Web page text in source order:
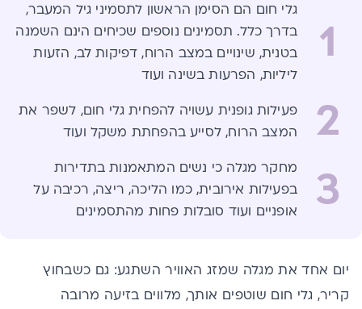
1
גלי חום הם הסימן הראשון לתסמיני גיל המעבר,
בדרך כלל. תסמינים נוספים שכיחים הינם השמנה
בטנית, שינויים במצב הרוח, דפיקות לב, הזעות
ליליות, הפרעות בשינה ועוד
2
פעילות גופנית עשויה להפחית גלי חום, לשפר את
המצב הרוח, לסייע בהפחתת משקל ועוד
3
מחקר מגלה כי נשים המתאמנות בתדירות
בפעילות אירובית, כמו הליכה, ריצה, רכיבה על
אופניים ועוד סובלות פחות מהתסמינים
יום אחד את מגלה שמזג האוויר השתגע: גם כשבחוץ
קריר, גלי חום שוטפים אותך, מלווים בזיעה מרובה